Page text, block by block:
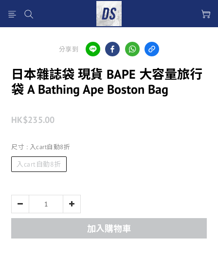
分享到
日本雜誌袋 現貨 BAPE 大容量旅行
袋 A Bathing Ape Boston Bag
HK$235.00
尺寸 : 入cart自動8折
入cart自動8折
加入購物車